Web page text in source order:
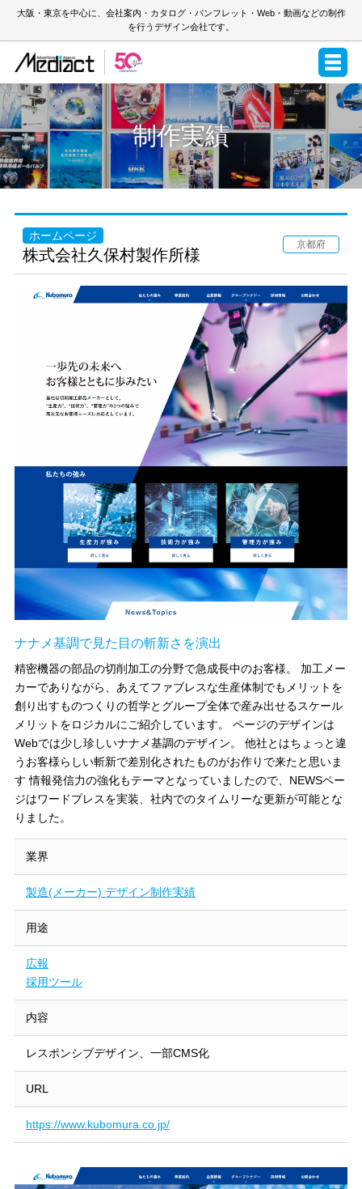
大阪・東京を中心に、会社案内・カタログ・パンフレット・Web・動画などの制作
を行うデザイン会社です。
制作実績
ホームページ
株式会社久保村製作所様
京都府
ナナメ基調で見た目の斬新さを演出
精密機器の部品の切削加工の分野で急成長中のお客様。
加工メー
カーでありながら、あえてファブレスな生産体制でもメリットを
創り出すものつくりの哲学とグループ全体で産み出せるスケール
メリットをロジカルにご紹介しています。
ページのデザインは
Webでは少し珍しいナナメ基調のデザイン。
他社とはちょっと違
うお客様らしい斬新で差別化されたものがお作りで来たと思いま
す 情報発信力の強化もテーマとなっていましたので、NEWSペー
ジはワードプレスを実装、社内でのタイムリーな更新が可能とな
りました。
業界
製造(メーカー) デザイン制作実績
用途
広報
採用ツール
内容
レスポンシブデザイン、一部CMS化
URL
https://www.kubomura.co.jp/